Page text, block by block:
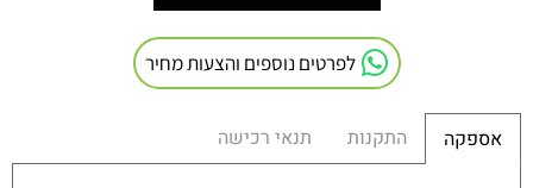
לפרטים נוספים והצעות מחיר
אספקה התקנות תנאי רכישה